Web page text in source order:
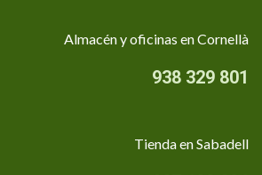
Almacén y oficinas en Cornellà
938 329 801
Tienda en Sabadell